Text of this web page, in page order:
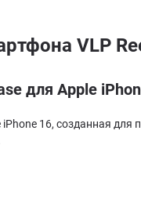
VLP
для Apple
iPhone 16, созданная